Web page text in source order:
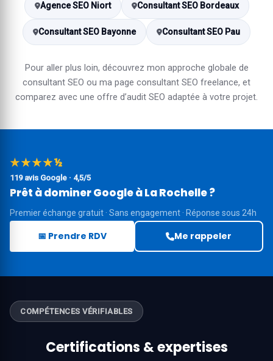
Agence SEO Niort Consultant SEO Bordeaux
Consultant SEO Bayonne Consultant SEO Pau
Pour aller plus loin, découvrez mon approche globale de
consultant SEO ou ma page consultant SEO freelance, et
comparez avec une offre d’audit SEO adaptée à votre projet.
★★★★½
119 avis Google · 4,5/5
Prêt à dominer Google à La Rochelle ?
Premier échange gratuit · Sans engagement · Réponse sous 24h
📅 Prendre RDV Me rappeler
COMPÉTENCES VÉRIFIABLES
Certifications & expertises